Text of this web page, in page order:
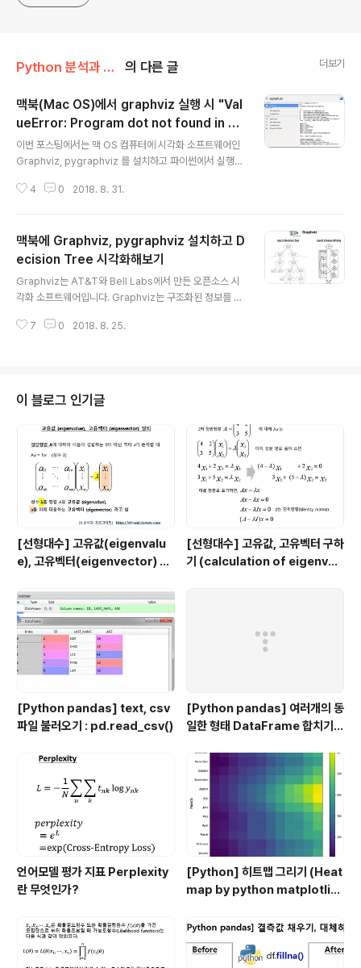
Python 분석과 프로그래밍/Python 설치 및 기본 사용법 의 다른 글 더보기
맥북(Mac OS)에서 graphviz 실행 시 "Val
ueError: Program dot not found in pa
th" 에러 대처방안
이번 포스팅에서는 맥 OS 컴퓨터에 시각화 소프트웨어인
Graphviz, pygraphviz 를 설치하고 파이썬에서 실행을
라는 에러 메시지가 발생했을 때 대처방안을 소개하겠습니
데 사용하려고 하니 이 문제가 발생해서 두시간 정도 구글
링 하면서 삽질을 했습니다. ㅜ_ㅜ 이거 pygraphviz의 버
그인거 같습니다. 저처럼 삽질하면서 아까운 시간 버리지
마시길 바래요. (참고로 python 2.7 사용 중입니다.) (1)
'dot' path 확인하기(2) pygraphviz패키지의 agraph.
py 파일에서 ..
4 0 2018. 8. 31.
맥북에 Graphviz, pygraphviz 설치하고 D
ecision Tree 시각화해보기
Graphviz는 AT&T와 Bell Labs에서 만든 오픈소스 시
각화 소프트웨어입니다. Graphviz는 구조화된 정보를 추
해줍니다. 가령, 기계학습의 Decision Tree 학습 결과를
는 Python으로 Graphviz 소프트웨어를 사용할 수 있게
인터페이스를 해주는 Python 패키지입니다. PyGraphvi
z를 사용하여 Graphviz 그래프의 데이터 구조와 배열 알
고리즘에 접근하여 그래프를 생성, 편집, 읽기, 쓰기, 그리
기 등을 할 수 있습니다...
7 0 2018. 8. 25.
이 블로그 인기글
[선형대수] 고유값(eigenvalu
e), 고유벡터(eigenvector) 의
[선형대수] 고유값, 고유벡터 구하
기 (calculation of eigenval
[Python pandas] text, csv
파일 불러오기 : pd.read_csv()
[Python pandas] 여러개의 동
일한 형태 DataFrame 합치기 :
언어모델 평가 지표 Perplexity
란 무엇인가?
[Python] 히트맵 그리기 (Heat
map by python matplotlib,